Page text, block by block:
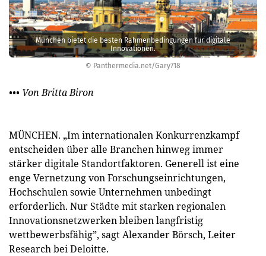
© Panthermedia.net/Gary718
München bietet die besten Rahmenbedingungen für digitale
Innovationen.
••• Von Britta Biron
MÜNCHEN. „Im internationalen Konkurrenzkampf
entscheiden über alle Branchen hinweg immer
stärker digitale Standortfaktoren. Generell ist eine
enge Vernetzung von Forschungseinrichtungen,
Hochschulen sowie Unternehmen unbedingt
erforderlich. Nur Städte mit starken regionalen
Innovationsnetzwerken bleiben langfristig
wettbewerbsfähig”, sagt Alexander Börsch, Leiter
Research bei Deloitte.